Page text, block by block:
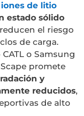
iones de litio
estado sólido
el riesgo
de carga.
o Samsung
promete
y
reducidos,
de alto